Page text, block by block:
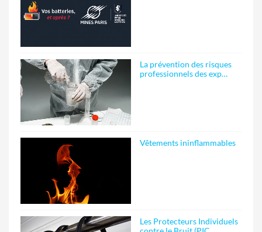
La prévention des risques
professionnels des exp…
Vêtements ininflammables
Les Protecteurs Individuels